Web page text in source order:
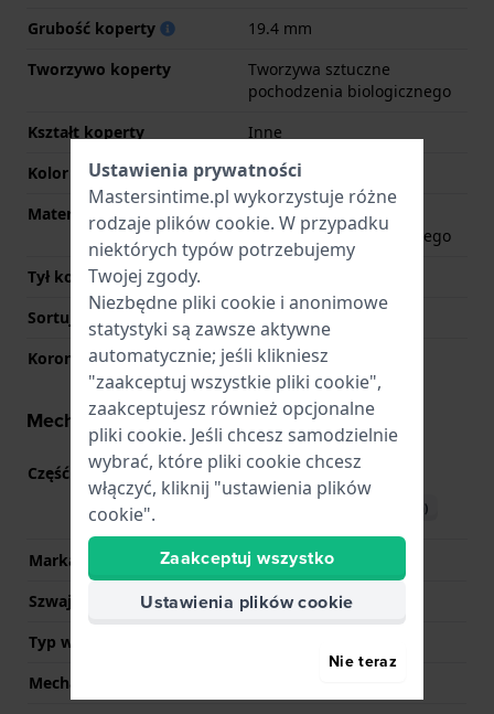
Grubość koperty
19.4 mm
Tworzywo koperty
Tworzywa sztuczne
pochodzenia biologicznego
Kształt koperty
Inne
Kolor koperty
Czarny
Materiał tyłu koperty
Tworzywa sztuczne
pochodzenia biologicznego
Tył koperty
Sortuj szkiełka
Mineralny
Korona
Koronka wciskana
Mechanizm - informacje
Część mechanizmu nr 3515
Pobierz instrukcję (English)
Marka Movement
Casio
Szwajcarski mechanizm
Nie
Typ wyświetlacza
Mechanizm
Ustawienia prywatności
Mastersintime.pl wykorzystuje różne
rodzaje plików cookie. W przypadku
niektórych typów potrzebujemy
Twojej zgody.
Niezbędne pliki cookie i anonimowe
statystyki są zawsze aktywne
automatycznie; jeśli klikniesz
"zaakceptuj wszystkie pliki cookie",
zaakceptujesz również opcjonalne
pliki cookie. Jeśli chcesz samodzielnie
wybrać, które pliki cookie chcesz
włączyć, kliknij "ustawienia plików
cookie".
Zaakceptuj wszystko
Ustawienia plików cookie
Nie teraz